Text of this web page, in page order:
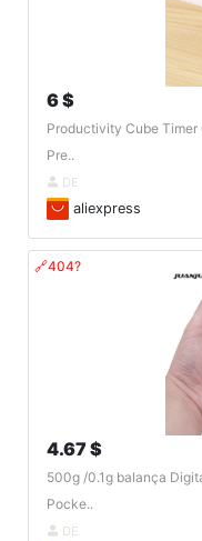
6 $
Productivity Cube Timer
Pre..
DE
aliexpress
🔗404?
4.67 $
500g /0.1g balança
Pocke..
DE